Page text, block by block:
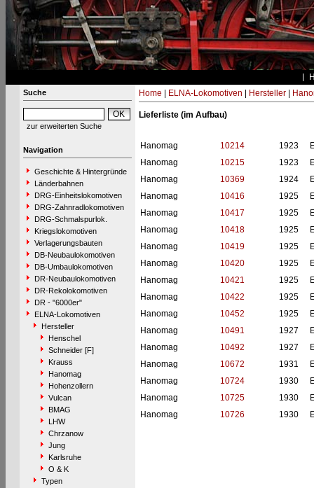
Suche
zur erweiterten Suche
Navigation
Geschichte & Hintergründe
Länderbahnen
DRG-Einheitslokomotiven
DRG-Zahnradlokomotiven
DRG-Schmalspurlok.
Kriegslokomotiven
Verlagerungsbauten
DB-Neubaulokomotiven
DB-Umbaulokomotiven
DR-Neubaulokomotiven
DR-Rekolokomotiven
DR - "6000er"
ELNA-Lokomotiven
Hersteller
Henschel
Schneider [F]
Krauss
Hanomag
Hohenzollern
Vulcan
BMAG
LHW
Chrzanow
Jung
Karlsruhe
O & K
Typen
Home ELNA-Lokomotiven Hersteller|
Lieferliste (im Aufbau)
Hanomag 10214 1923
Hanomag
10215 1923
Hanomag
10369 1924
Hanomag
10416 1925
Hanomag
10417 1925
Hanomag
10418 1925
Hanomag
10419 1925
Hanomag
10420 1925
Hanomag
10421 1925
Hanomag
10422 1925
Hanomag
10452 1925
Hanomag
10491 1927
Hanomag
10492 1927
Hanomag
10672 1931
Hanomag
10724 1930
Hanomag
10725 1930
Hanomag
10726 1930